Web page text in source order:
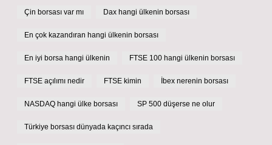
Çin borsası var mı Dax hangi ülkenin borsası
En çok kazandıran hangi ülkenin borsası
En iyi borsa hangi ülkenin FTSE 100 hangi ülkenin borsası
FTSE açılımı nedir FTSE kimin İbex nerenin borsası
NASDAQ hangi ülke borsası SP 500 düşerse ne olur
Türkiye borsası dünyada kaçıncı sırada